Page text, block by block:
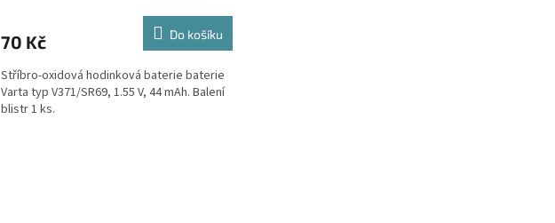
70 Kč Do košíku
Stříbro-oxidová hodinková baterie baterie
Varta typ V371/SR69, 1.55 V, 44 mAh. Balení
blistr 1 ks.